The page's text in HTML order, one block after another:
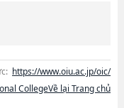
https://www.oiu.ac.jp/oic/
CollegeVề lại Trang chủ